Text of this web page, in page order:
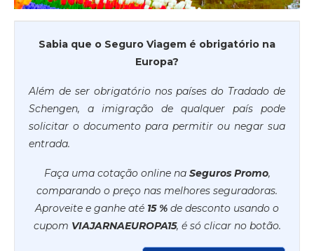
Sabia que o Seguro Viagem é obrigatório na
Europa?
Além de ser obrigatório nos países do Tradado de
Schengen, a imigração de qualquer país pode
solicitar o documento para permitir ou negar sua
entrada.
Faça uma cotação online na Seguros Promo,
comparando o preço nas melhores seguradoras.
Aproveite e ganhe até 15 % de desconto usando o
cupom VIAJARNAEUROPA15, é só clicar no botão.